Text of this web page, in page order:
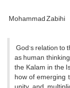
Mohammad Zabihi
God’s relation to
as human
the Kalam in the
how of emerging